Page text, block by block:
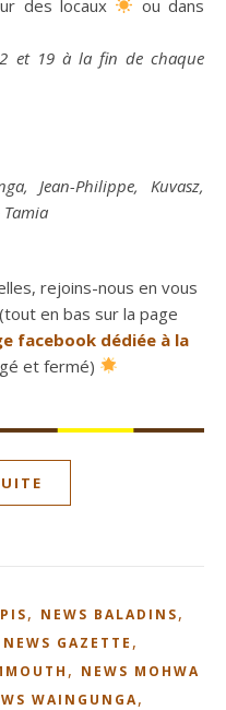
des locaux
ou dans
et 19 à la fin de chaque
Jean-Philippe, Kuvasz,
rejoins-nous en vous
(tout en bas sur la page
facebook dédiée à la
et fermé)
, NEWS BALADINS,
NEWS GAZETTE ,
, NEWS MOHWA
WAINGUNGA,